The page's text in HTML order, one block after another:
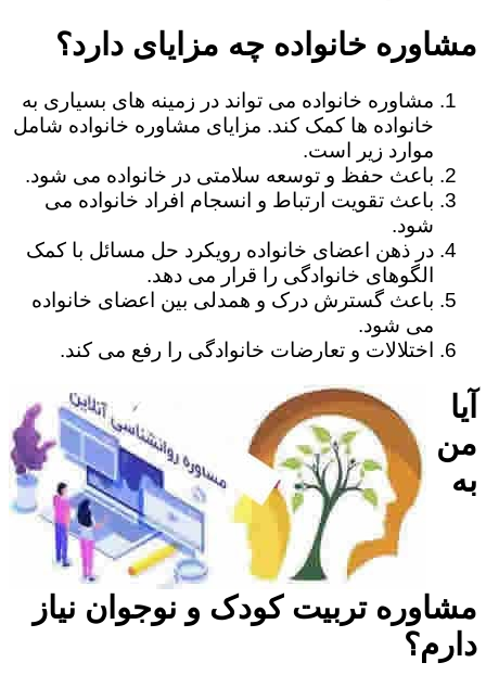
مشاوره خانواده چه مزایای دارد؟
مشاوره خانواده می تواند در زمینه های بسیاری به
خانواده ها کمک کند. مزایای مشاوره خانواده شامل
موارد زیر است.
باعث حفظ و توسعه سلامتی در خانواده می شود.
باعث تقویت ارتباط و انسجام افراد خانواده می
شود.
در ذهن اعضای خانواده رویکرد حل مسائل با کمک
الگوهای خانوادگی را قرار می دهد.
باعث گسترش درک و همدلی بین اعضای خانواده
می شود.
اختلالات و تعارضات خانوادگی را رفع می کند.
آیا
من
به
مشاوره تربیت کودک و نوجوان نیاز
دارم؟